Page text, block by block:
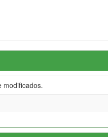
modificados.